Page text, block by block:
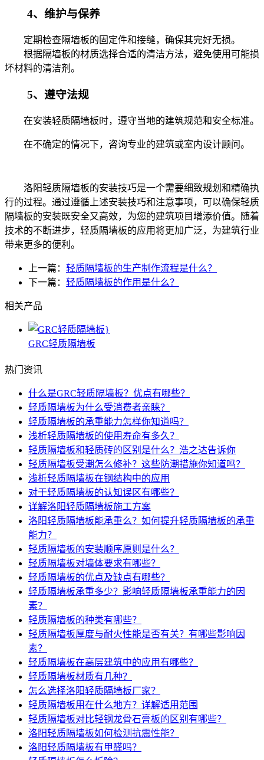
4、维护与保养
定期检查隔墙板的固定件和接缝，确保其完好无损。
根据隔墙板的材质选择合适的清洁方法，避免使用可能损
坏材料的清洁剂。
5、遵守法规
在安装轻质隔墙板时，遵守当地的建筑规范和安全标准。
在不确定的情况下，咨询专业的建筑或室内设计顾问。
洛阳轻质隔墙板的安装技巧是一个需要细致规划和精确执
行的过程。通过遵循上述安装技巧和注意事项，可以确保轻质
隔墙板的安装既安全又高效，为您的建筑项目增添价值。随着
技术的不断进步，轻质隔墙板的应用将更加广泛，为建筑行业
带来更多的便利。
上一篇： 轻质隔墙板的生产制作流程是什么？
下一篇： 轻质隔墙板的作用是什么？
相关产品
GRC轻质隔墙板
热门资讯
什么是GRC轻质隔墙板？优点有哪些？
轻质隔墙板为什么受消费者亲睐？
轻质隔墙板的承重能力怎样你知道吗？
浅析轻质隔墙板的使用寿命有多久？
轻质隔墙板和轻质砖的区别是什么？浩之达告诉你
轻质隔墙板受潮怎么修补？这些防潮措施你知道吗？
浅析轻质隔墙板在钢结构中的应用
对于轻质隔墙板的认知误区有哪些？
详解洛阳轻质隔墙板施工方案
洛阳轻质隔墙板能承重么？如何提升轻质隔墙板的承重
能力？
轻质隔墙板的安装顺序原则是什么？
轻质隔墙板对墙体要求有哪些？
轻质隔墙板的优点及缺点有哪些？
轻质隔墙板承重多少？影响轻质隔墙板承重能力的因
素？
轻质隔墙板的种类有哪些？
轻质隔墙板厚度与耐火性能是否有关？有哪些影响因
素？
轻质隔墙板在高层建筑中的应用有哪些？
轻质隔墙板材质有几种？
怎么选择洛阳轻质隔墙板厂家？
轻质隔墙板用在什么地方？详解适用范围
轻质隔墙板对比轻钢龙骨石膏板的区别有哪些？
洛阳轻质隔墙板如何检测抗震性能？
洛阳轻质隔墙板有甲醛吗？